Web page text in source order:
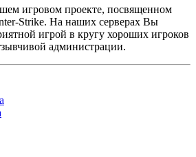
игровом проекте, посвященном
Strike. На наших серверах Вы
игрой в кругу хороших игроков
администрации.